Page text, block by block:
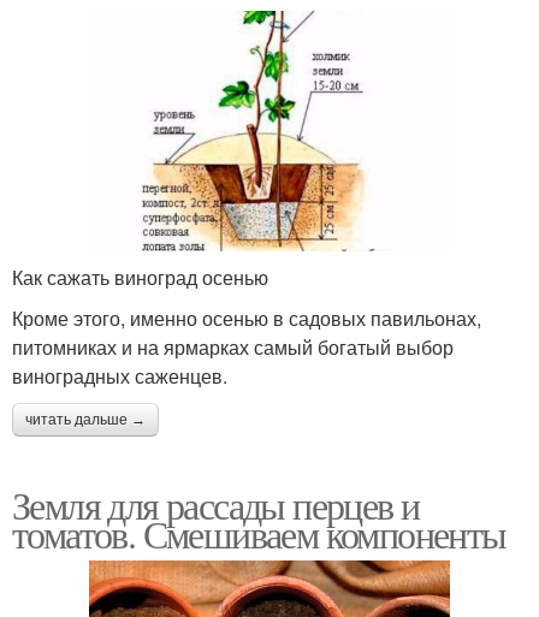
Как сажать виноград осенью
Кроме этого, именно осенью в садовых павильонах,
питомниках и на ярмарках самый богатый выбор
виноградных саженцев.
читать дальше →
Земля для рассады перцев и
томатов. Смешиваем компоненты